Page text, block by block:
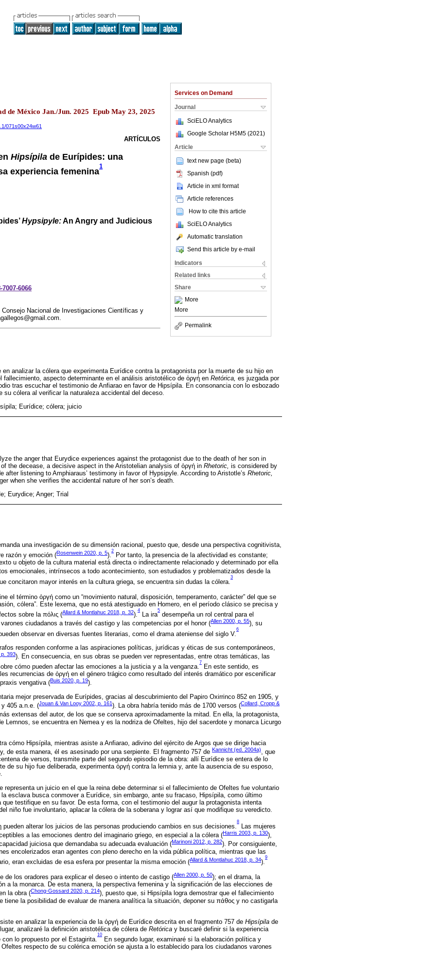
Services on Demand
Journal
SciELO Analytics
Google Scholar H5M5 (2021 )
Article
text new page (beta)
Spanish (pdf)
Article in xml format
Article references
How to cite this article
SciELO Analytics
Automatic translation
Send this article by e-mail
Indicators
Related links
Share
More
More
Permalink
de México Jan./Jun. 2025 Epub May 23, 2025
071s00x24w61
ARTÍCULOS
Ηipsípila de Εurípides: una
experiencia femenina
1
Hypsipyle:An Angry and Judicious
6066
Nacional de Investigaciones Científicas y
analizar la cólera que experimenta Eurídice contra la protagonista por la muerte de su hijo en
fallecimiento, aspecto determinante en el análisis aristotélico de ὀργή en Retórica, es juzgada por
tras escuchar el testimonio de Anfiarao en favor de Hipsípila. En consonancia con lo esbozado
su cólera al verificar la naturaleza accidental del deceso.
Eurídice; cólera; juicio
the anger that Eurydice experiences against the protagonist due to the death of her son in
the decease, a decisive aspect in the Aristotelian analysis of ὀργή in Rhetoric, is considered by
after listening to Amphiaraus’ testimony in favor of Hypsipyle. According to Aristotle’s Rhetoric,
when she verifies the accidental nature of her son’s death.
Eurydice; Anger; Trial
una investigación de su dimensión racional, puesto que, desde una perspectiva cognitivista,
razón y emoción (Rosenwein 2020, p. 5).
2
Por tanto, la presencia de la afectividad es constante;
u objeto de la cultura material está directa o indirectamente relacionado y determinado por ella
emocionales, intrínsecos a todo acontecimiento, son estudiados y problematizados desde la
concitaron mayor interés en la cultura griega, se encuentra sin dudas la cólera.
3
el término ὀργή como un “movimiento natural, disposición, temperamento, carácter” del que se
cólera”. Este lexema, que no está atestiguado en Homero, en el período clásico se precisa y
sobre la πόλις (Allard & Montlahuc 2018, p. 32).
4
La ira
5
desempeña un rol central para el
ciudadanos a través del castigo y las competencias por el honor (Allen 2000, p. 55), su
observar en diversas fuentes literarias, como el drama ateniense del siglo V.
6
responden conforme a las aspiraciones políticas, jurídicas y éticas de sus contemporáneos,
p. 393). En consecuencia, en sus obras se pueden ver representadas, entre otras temáticas, las
cómo pueden afectar las emociones a la justicia y a la venganza.
7
En este sentido, es
recurrencias de ὀργή en el género trágico como resultado del interés dramático por escenificar
vengativa (Buis 2020, p. 19).
mejor preservada de Eurípides, gracias al descubrimiento del Papiro Oxirrinco 852 en 1905, y
405 a.n.e. (Jouan & Van Looy 2002, p. 161). La obra habría tenido más de 1700 versos (Collard, Cropp &
extensas del autor, de los que se conserva aproximadamente la mitad. En ella, la protagonista,
Lemnos, se encuentra en Nemea y es la nodriza de Ofeltes, hijo del sacerdote y monarca Licurgo
cómo Hipsípila, mientras asiste a Anfiarao, adivino del ejército de Argos que se dirige hacia
de esta manera, él es asesinado por una serpiente. El fragmento 757 de Kannicht (ed. 2004a), que
de versos, transmite parte del segundo episodio de la obra: allí Eurídice se entera de lo
de su hijo fue deliberada, experimenta ὀργή contra la lemnia y, ante la ausencia de su esposo,
representa un juicio en el que la reina debe determinar si el fallecimiento de Ofeltes fue voluntario
esclava busca conmover a Eurídice, sin embargo, ante su fracaso, Hipsípila, como último
testifique en su favor. De esta forma, con el testimonio del augur la protagonista intenta
niño fue involuntario, aplacar la cólera de la soberana y lograr así que modifique su veredicto.
alterar los juicios de las personas produciendo cambios en sus decisiones.
8
Las mujeres
a las emociones dentro del imaginario griego, en especial a la cólera (Harris 2003, p. 130),
juiciosa que demandaba su adecuada evaluación (Marinoni 2012, p. 282). Por consiguiente,
encolerizados eran agentes con pleno derecho en la vida pública política, mientras que las
eran excluidas de esa esfera por presentar la misma emoción (Allard & Montlahuc 2018, p. 34).
9
de los oradores para explicar el deseo o intento de castigo (Allen 2000, p. 50); en el drama, la
a la monarca. De esta manera, la perspectiva femenina y la significación de las elecciones de
la obra (Chong-Gossard 2020, p. 214), puesto que, si Hipsípila logra demostrar que el fallecimiento
tiene la posibilidad de evaluar de manera analítica la situación, deponer su πάθος y no castigarla
en analizar la experiencia de la ὀργή de Eurídice descrita en el fragmento 757 de Hipsípila de
analizaré la definición aristotélica de cólera de Retórica y buscaré definir si la experiencia
lo propuesto por el Estagirita.
10
En segundo lugar, examinaré si la elaboración política y
respecto de su colérica emoción se ajusta a lo establecido para los ciudadanos varones